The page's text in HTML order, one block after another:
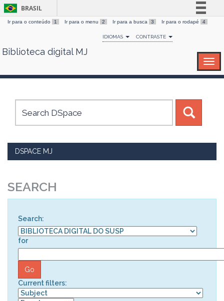
Skip
BRASIL
Simplifique!
Comunica BR
Canais
Ir para o conteúdo 1 Ir para o menu 2 Ir para a busca 3 Ir para o rodapé 4
IDIOMAS CONTRASTE
Biblioteca digital MJ
DSPACE MJ
SEARCH
Search:
for
Current filters: